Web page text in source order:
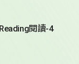
閱讀-4